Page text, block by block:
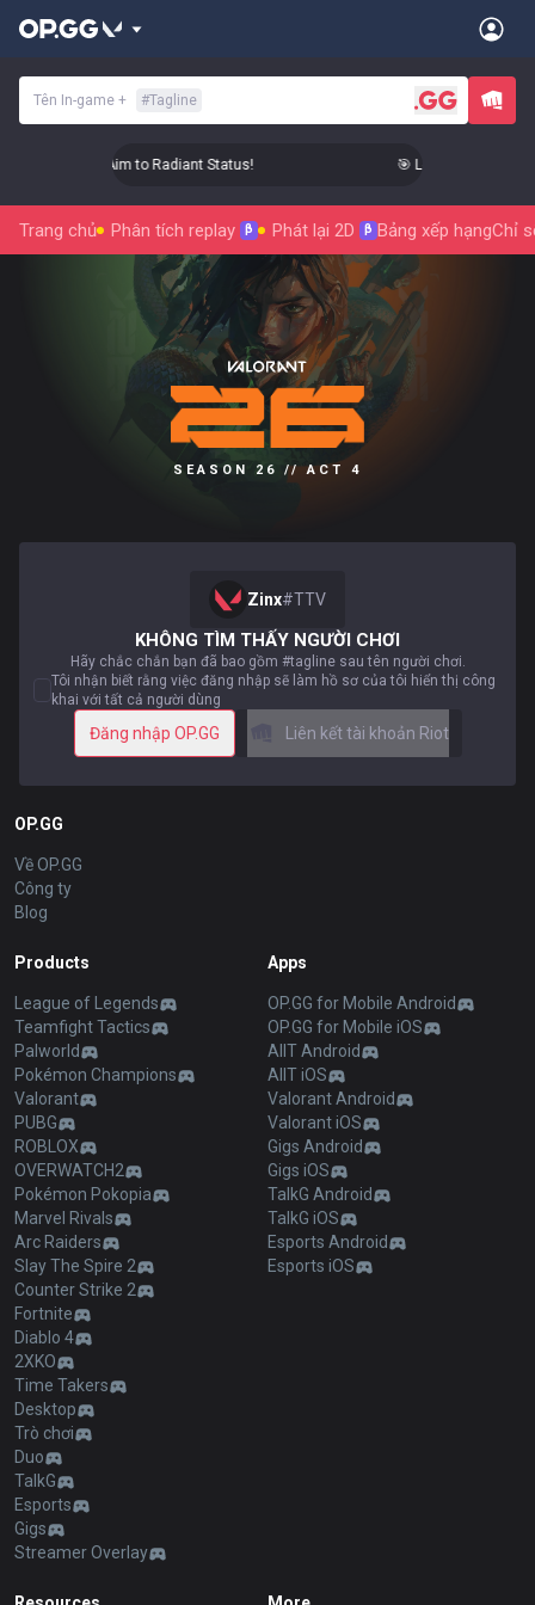
Tên In-game + #Tagline
Level Up Your Aim to Radiant Status! 🎯 Level Up Your
Trang chủ Phân tích replay β Phát lại 2D β Bảng xếp hạngChỉ
SEASON 26 // ACT 4
Zinx#TTV
KHÔNG TÌM THẤY NGƯỜI CHƠI
Hãy chắc chắn bạn đã bao gồm #tagline sau tên người chơi.
Tôi nhận biết rằng việc đăng nhập sẽ làm hồ sơ của tôi hiển thị công
khai với tất cả người dùng
Đăng nhập OP.GG Liên kết tài khoản Riot
OP.GG
Về OP.GG
Công ty
Blog
Products
League of Legends
Teamfight Tactics
Palworld
Pokémon Champions
Valorant
PUBG
ROBLOX
OVERWATCH2
Pokémon Pokopia
Marvel Rivals
Arc Raiders
Slay The Spire 2
Counter Strike 2
Fortnite
Diablo 4
2XKO
Time Takers
Desktop
Trò chơi
Duo
TalkG
Esports
Gigs
Streamer Overlay
Apps
OP.GG for Mobile Android
OP.GG for Mobile iOS
AllT Android
AllT iOS
Valorant Android
Valorant iOS
Gigs Android
Gigs iOS
TalkG Android
TalkG iOS
Esports Android
Esports iOS